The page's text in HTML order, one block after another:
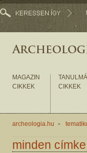
MAGAZIN
CIKKEK
CIKKEK
archeologia.hu
minden